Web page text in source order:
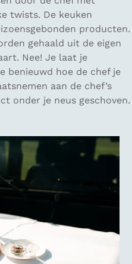
twists. De keuken
producten.
gehaald uit de eigen
Nee! Je laat je
benieuwd hoe de chef je
aan de chef’s
onder je neus geschoven.